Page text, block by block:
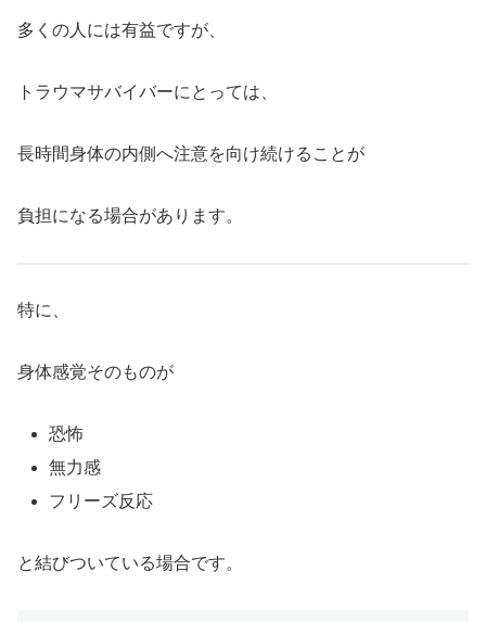
多くの人には有益ですが、
トラウマサバイバーにとっては、
長時間身体の内側へ注意を向け続けることが
負担になる場合があります。
特に、
身体感覚そのものが
恐怖
無力感
フリーズ反応
と結びついている場合です。